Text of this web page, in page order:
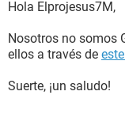
Hola Elprojesus7M,
Nosotros no somos
ellos a través de
Suerte, ¡un saludo!